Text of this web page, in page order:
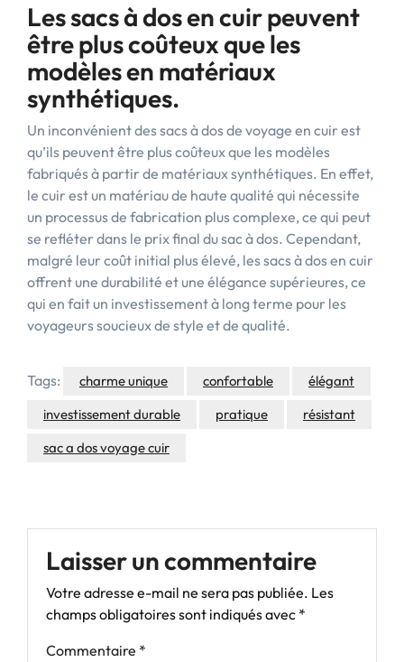
Les sacs à dos en cuir peuvent
être plus coûteux que les
modèles en matériaux
synthétiques.
Un inconvénient des sacs à dos de voyage en cuir est
qu’ils peuvent être plus coûteux que les modèles
fabriqués à partir de matériaux synthétiques. En effet,
le cuir est un matériau de haute qualité qui nécessite
un processus de fabrication plus complexe, ce qui peut
se refléter dans le prix final du sac à dos. Cependant,
malgré leur coût initial plus élevé, les sacs à dos en cuir
offrent une durabilité et une élégance supérieures, ce
qui en fait un investissement à long terme pour les
voyageurs soucieux de style et de qualité.
Tags: charme unique confortable
élégant
investissement durable
pratique
résistant
sac a dos voyage cuir
Laisser un commentaire
Votre adresse e-mail ne sera pas publiée. Les
champs obligatoires sont indiqués avec *
Commentaire *